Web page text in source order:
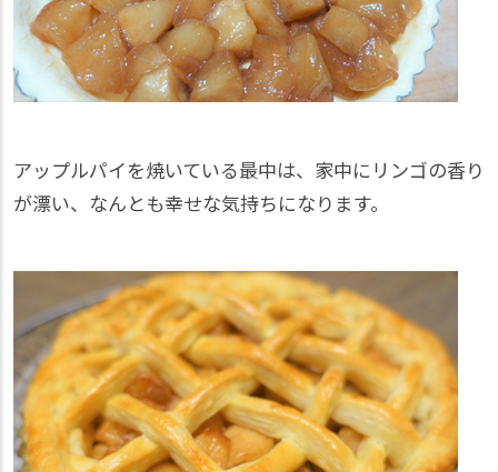
アップルパイを焼いている最中は、家中にリンゴの香り
が漂い、なんとも幸せな気持ちになります。